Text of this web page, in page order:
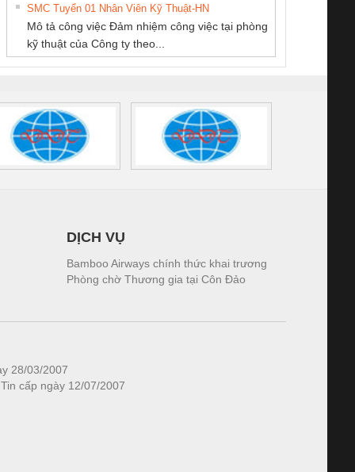
16I+
(2502520000)
BKE 1K5.4
(7791400879)2. Giá
GIA HƯNG PHÁT
SMC Tuyển 01 Nhân Viên Kỹ Thuật-HN
Mô tả công việc Đảm nhiệm công việc tại phòng
kỹ thuật của Công ty theo...
DỊCH VỤ
Bamboo Airways chính thức khai trương
Phòng chờ Thương gia tại Côn Đảo
28/03/2007
cấp ngày 12/07/2007